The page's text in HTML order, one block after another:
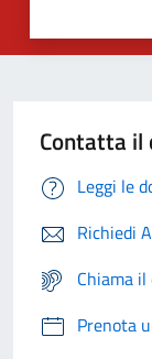
Contatta il
Leggi le
Richiedi
Chiama
Prenota